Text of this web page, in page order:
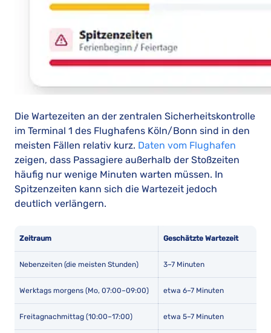
Die Wartezeiten an der zentralen Sicherheitskontrolle
im Terminal 1 des Flughafens Köln/Bonn sind in den
meisten Fällen relativ kurz. Daten vom Flughafen
zeigen, dass Passagiere außerhalb der Stoßzeiten
häufig nur wenige Minuten warten müssen. In
Spitzenzeiten kann sich die Wartezeit jedoch
deutlich verlängern.
Zeitraum Geschätzte Wartezeit
Nebenzeiten (die meisten Stunden) 3–7 Minuten
Werktags morgens (Mo, 07:00–09:00) etwa 6–7 Minuten
Freitagnachmittag (10:00–17:00) etwa 5–7 Minuten